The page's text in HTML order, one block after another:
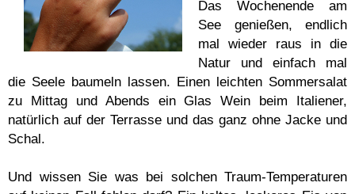
Das Wochenende am
See genießen, endlich
mal wieder raus in die
Natur und einfach mal
die Seele baumeln lassen. Einen leichten Sommersalat
zu Mittag und Abends ein Glas Wein beim Italiener,
natürlich auf der Terrasse und das ganz ohne Jacke und
Schal.
Und wissen Sie was bei solchen Traum-Temperaturen